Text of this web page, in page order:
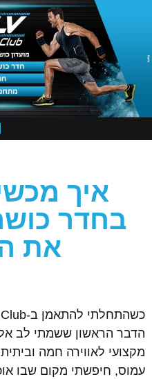
איך
בחדר
את
הדבר הראשון ששמתי לב
מקצועי לאווירה חמה
עמוס, חיפשתי מקום שבו